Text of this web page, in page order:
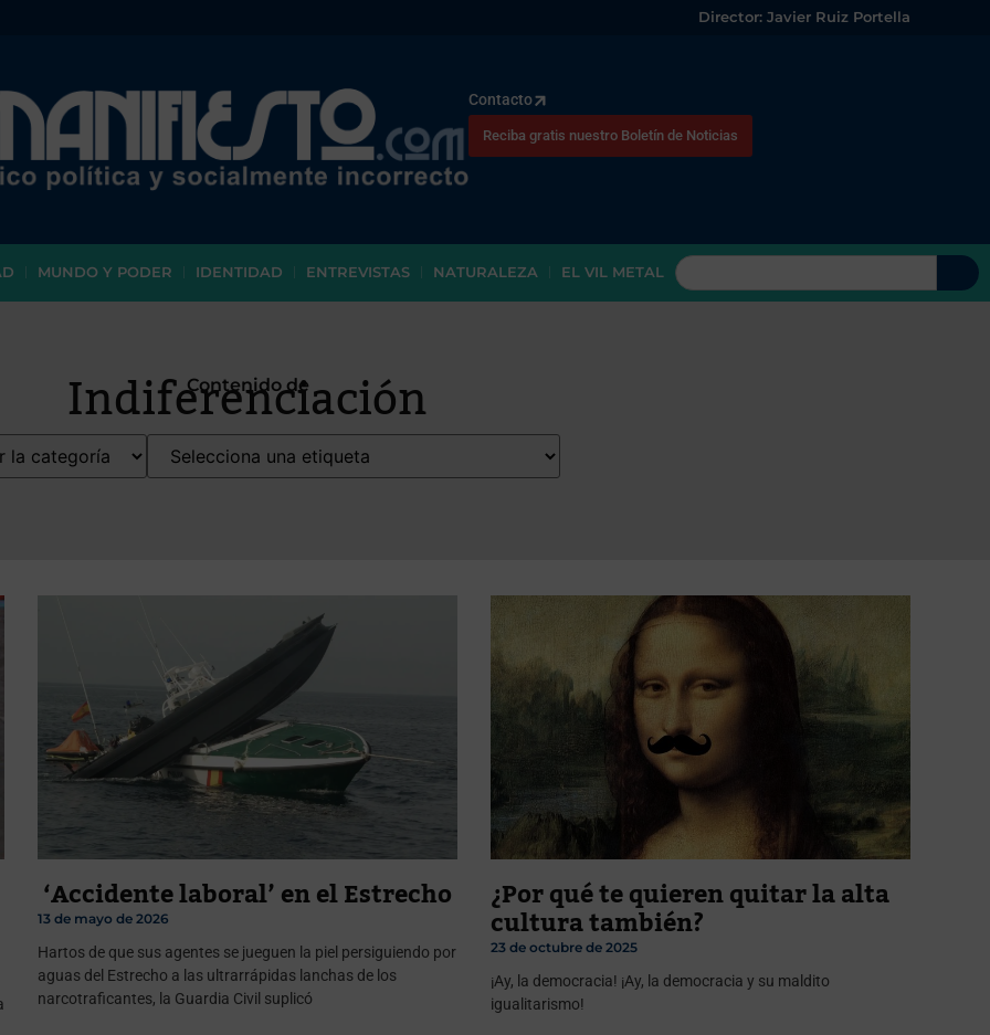
Director: Javier Ruiz Portella
Contacto
Reciba gratis nuestro Boletín de Noticias
MUNDO Y PODER IDENTIDAD ENTREVISTAS NATURALEZA EL VIL METAL
Contenido de
Indiferenciación
‘Accidente laboral’ en el Estrecho
13 de mayo de 2026
Hartos de que sus agentes se jueguen la piel persiguiendo por
aguas del Estrecho a las ultrarrápidas lanchas de los
narcotraficantes, la Guardia Civil suplicó
¿Por qué te quieren quitar la alta
cultura también?
23 de octubre de 2025
¡Ay, la democracia! ¡Ay, la democracia y su maldito
igualitarismo!